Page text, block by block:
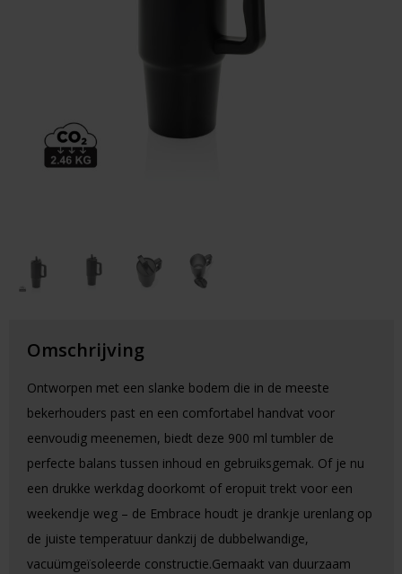
Paraplu's
Cadeaubonnen
Omschrijving
Ontworpen met een slanke bodem die in de meeste
bekerhouders past en een comfortabel handvat voor
eenvoudig meenemen, biedt deze 900 ml tumbler de
perfecte balans tussen inhoud en gebruiksgemak. Of je nu
een drukke werkdag doorkomt of eropuit trekt voor een
weekendje weg – de Embrace houdt je drankje urenlang op
de juiste temperatuur dankzij de dubbelwandige,
vacuümgeïsoleerde constructie.Gemaakt van duurzaam